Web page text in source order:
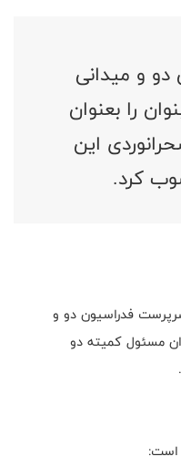
و میدانی
را بعنوان
این
کرد.
فدراسیون دو و
مسئول کمیته دو
است: